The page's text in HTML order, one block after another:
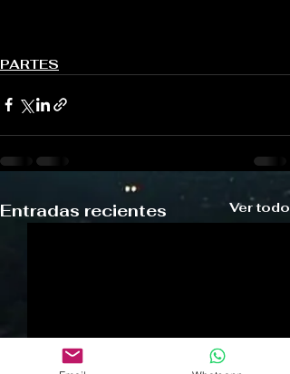
PARTES
Entradas recientes Ver todo